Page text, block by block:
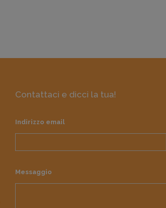
Contattaci e dicci la tua!
Indirizzo email
Messaggio